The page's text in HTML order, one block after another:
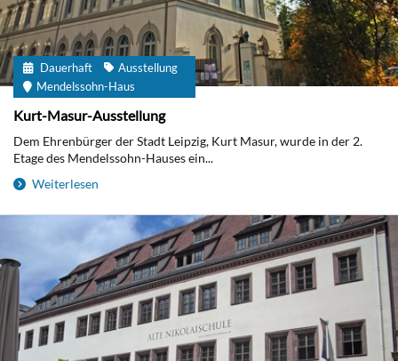
Dauerhaft
Ausstellung
Mendelssohn-Haus
Kurt-Masur-Ausstellung
Dem Ehrenbürger der Stadt Leipzig, Kurt Masur, wurde in der 2.
Etage des Mendelssohn-Hauses ein...
Weiterlesen